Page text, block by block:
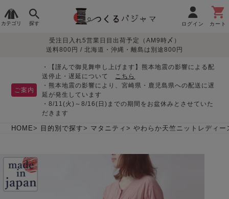
カテゴリ 探す ログイン カート
レディースパジャマ
生地で
さがす
目的別で
さがす
敏感肌用
パジャマ
入院・介護
胸が目立たない
マタニティ
パジャマ
ペアで
そろえたい
デザインで
さがす
ィース
パジャマ
かぶり
夏パジャマ特集 つくるパジャマとは
お支払い・送料・配送
について
返品・交換について
受注日入れ5営業日目出荷予定（AM9時〆）
送料800円 / 北海道・沖縄・離島は別途800円
ご案内
・【謹んで御見舞申し上げます】熊本地震の影響による配
送停止・遅延について こちら
・熊本地震の影響により、宮崎県・鹿児島県への配送に遅
延が発生しています
・8/11(火)～8/16(日)までの期間をお盆休みとさせていた
だきます
HOME 目的別で探す マタニティ やわらか天竺ニットレディ